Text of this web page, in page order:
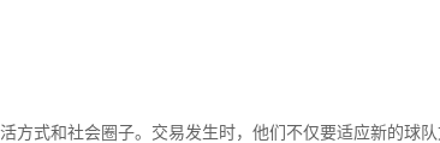
式和社会圈子。交易发生时，他们不仅要适应新的球